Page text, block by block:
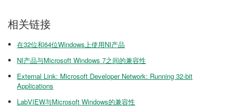
相关链接
在​32​位​和​64​位​Windows​上​使用​NI​产品
NI​产品​与​Microsoft Windows 7​之间​的​兼容性
External Link: Microsoft Developer Network: Running 32-bit
Applications
LabVIEW​与​Microsoft Windows​的​兼容性